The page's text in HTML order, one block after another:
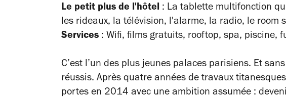
Le petit plus de l'hôtel : La tablette multifonction
les rideaux, la télévision, l'alarme, la radio, le room
Services : Wifi, films gratuits, rooftop, spa, piscine,
C’est l’un des plus jeunes palaces parisiens. Et
réussis. Après quatre années de travaux
portes en 2014 avec une ambition assumée :